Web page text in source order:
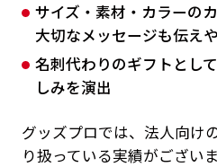
サイズ・素材・カラーの
大切なメッセージも伝え
名刺代わりのギフトとし
しみを演出
グッズプロでは、法人向け
り扱っている実績がござい